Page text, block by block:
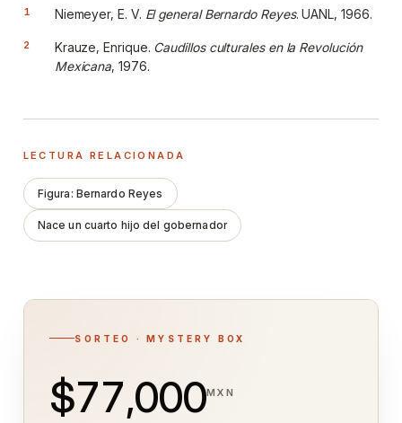
Niemeyer, E. V. El general Bernardo Reyes. UANL, 1966.
Krauze, Enrique. Caudillos culturales en la Revolución
Mexicana, 1976.
LECTURA RELACIONADA
Figura: Bernardo Reyes
Nace un cuarto hijo del gobernador
SORTEO · MYSTERY BOX
$77,000MXN